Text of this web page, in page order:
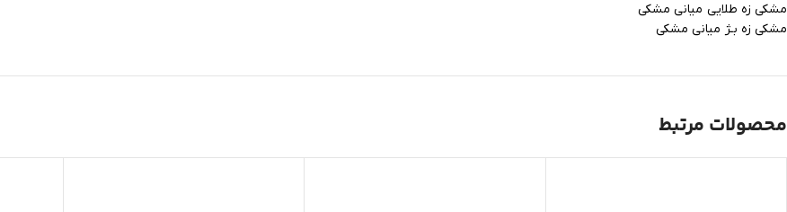
مشکی زه طلایی میانی مشکی
مشکی زه بـژ میانی مشکی
محصولات مرتبط